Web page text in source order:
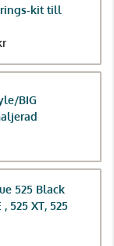
kit till
BIG
525 Black
525 XT, 525